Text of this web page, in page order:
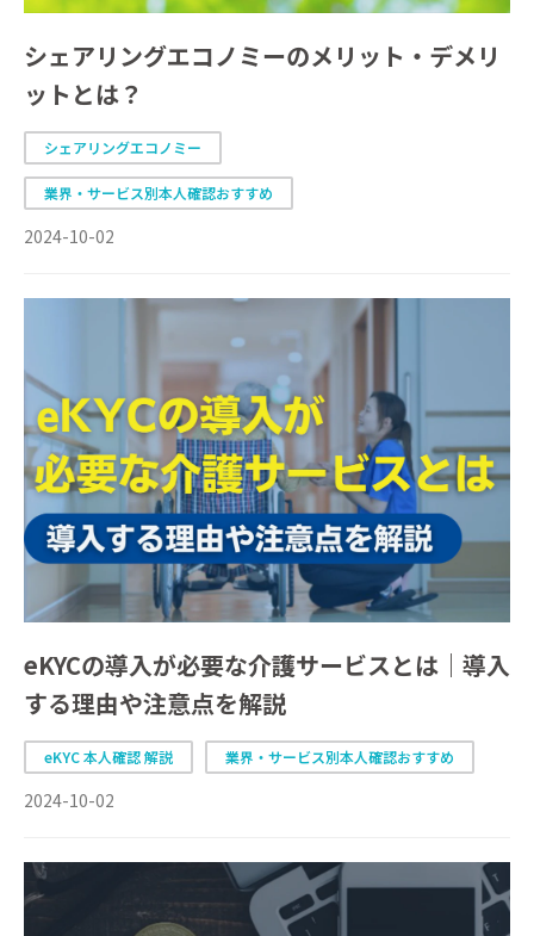
シェアリングエコノミーのメリット・デメリ
ットとは？
シェアリングエコノミー
業界・サービス別本人確認おすすめ
2024-10-02
eKYCの導入が必要な介護サービスとは｜導入
する理由や注意点を解説
eKYC 本人確認 解説 業界・サービス別本人確認おすすめ
2024-10-02